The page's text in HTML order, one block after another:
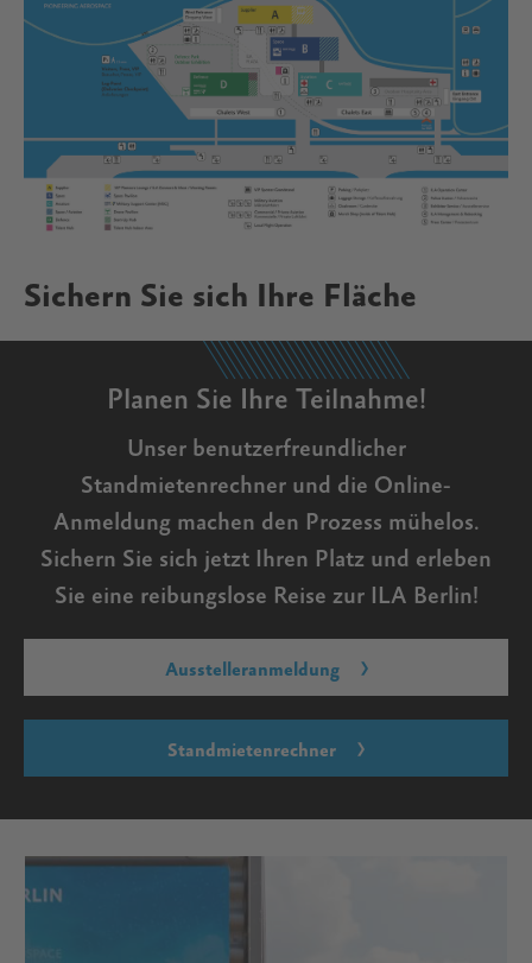
Sichern Sie sich Ihre Fläche​
Planen Sie Ihre Teilnahme!
Unser benutzerfreundlicher
Standmietenrechner und die Online-
Anmeldung machen den Prozess mühelos.
Sichern Sie sich jetzt Ihren Platz und erleben
Sie eine reibungslose Reise zur ILA Berlin!
Ausstelleranmeldung
Standmietenrechner